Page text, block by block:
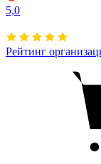
5,0
Рейтинг